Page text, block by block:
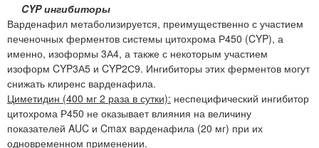
CYP ингибиторы
Варденафил метаболизируется, преимущественно с участием
печеночных ферментов системы цитохрома Р450 (CYP), а
именно, изоформы 3А4, а также с некоторым участием
изоформ CYP3А5 и CYP2С9. Ингибиторы этих ферментов могут
снижать клиренс варденафила.
Циметидин (400 мг 2 раза в сутки): неспецифический ингибитор
цитохрома Р450 не оказывает влияния на величину
показателей AUC и Cmax варденафила (20 мг) при их
одновременном применении.